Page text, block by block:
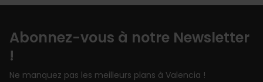
Abonnez-vous à notre Newsletter
!
Ne manquez pas les meilleurs plans à Valencia !